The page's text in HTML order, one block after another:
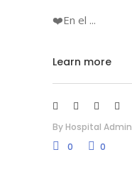
❤️En el
Learn more
By Hospital Admin
0
0